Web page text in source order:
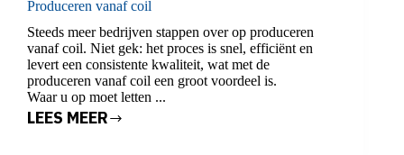
Produceren vanaf coil
Steeds meer bedrijven stappen over op produceren
vanaf coil. Niet gek: het proces is snel, efficiënt en
levert een consistente kwaliteit, wat met de
produceren vanaf coil een groot voordeel is.
Waar u op moet letten ...
LEES MEER
PRODUCEREN